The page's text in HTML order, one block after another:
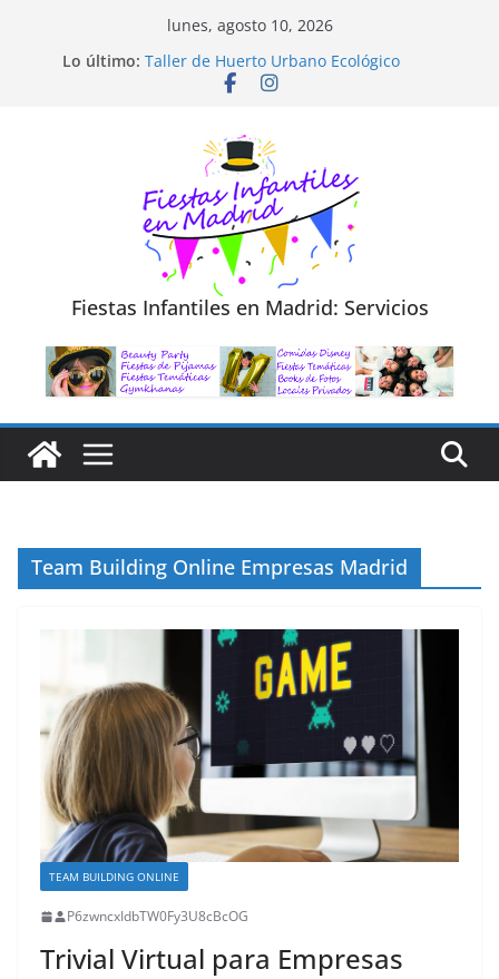
lunes, agosto 10, 2026
Lo último: Taller de Huerto Urbano Ecológico
TALLER FOTOGRAFÍA LA NATURALEZA
Trivial Virtual para niños
Fiestas Infantiles en Madrid: Servicios
Team Building Online Empresas Madrid
TEAM BUILDING ONLINE
P6zwncxIdbTW0Fy3U8cBcOG
Trivial Virtual para Empresas